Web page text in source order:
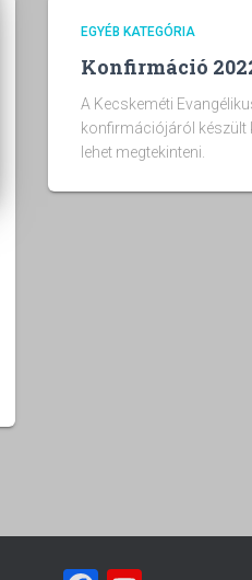
EGYÉB KATEGÓRIA
Konfirmáció
A Kecskeméti
konfirmációjáról készült
lehet megtekinteni.